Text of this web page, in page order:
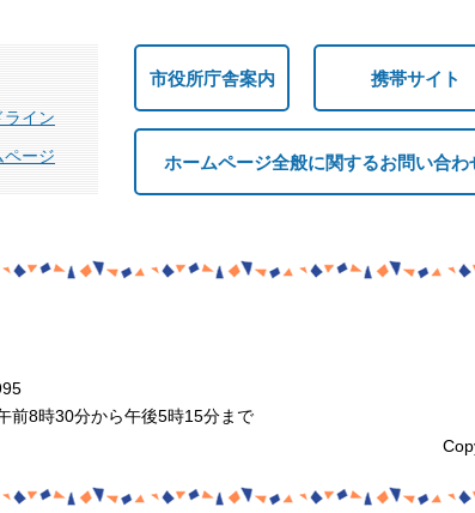
ライン
ページ
市役所庁舎案内 携帯サイト
ホームページ全般に関するお問い合わ
前8時30分から午後5時15分まで